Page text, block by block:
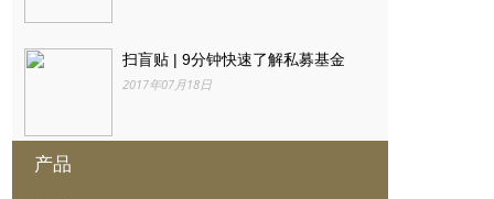
扫盲贴 | 9分钟快速了解私募基金
2017年07月18日
产品